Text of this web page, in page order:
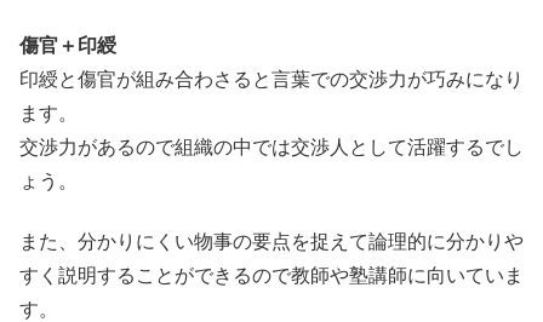
傷官＋印綬
印綬と傷官が組み合わさると言葉での交渉力が巧みになり
ます。
交渉力があるので組織の中では交渉人として活躍するでし
ょう。
また、分かりにくい物事の要点を捉えて論理的に分かりや
すく説明することができるので教師や塾講師に向いていま
す。